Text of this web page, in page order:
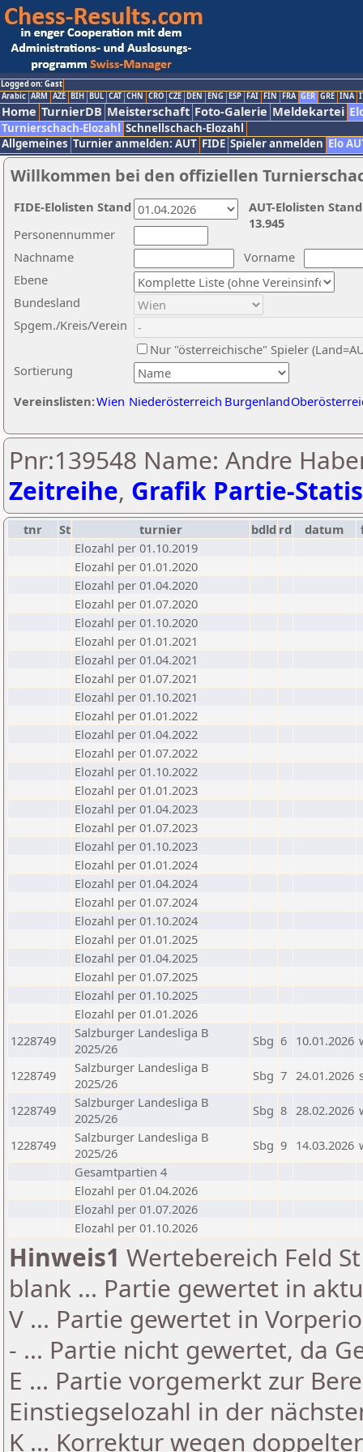
Logged on: Gast
Arabic ARM AZE BIH BUL CAT CHN CRO CZE DEN ENG ESP FAI FIN FRA GER GRE INA
Home TurnierDB Meisterschaft Foto-Galerie Meldekartei
Turnierschach-Elozahl Schnellschach-Elozahl
Allgemeines Turnier anmelden: AUT FIDE Spieler anmelden Elo
Willkommen bei den offiziellen
Nachname
Vorname
Ebene
Sortierung
Personennummer
Bundesland
Spgem./Kreis/Verein
Nur "österreichische" Spieler
Vereinslisten:Wien Niederösterreich Burgenland
AUT-Elolisten
13.945
FIDE-Elolisten Stand
Pnr:139548 Name: Andre
Zeitreihe, Grafik Partie-
tnr St turnier bdld rd datum
Elozahl per 01.10.2019
Elozahl per 01.01.2020
Elozahl per 01.04.2020
Elozahl per 01.07.2020
Elozahl per 01.10.2020
Elozahl per 01.01.2021
Elozahl per 01.04.2021
Elozahl per 01.07.2021
Elozahl per 01.10.2021
Elozahl per 01.01.2022
Elozahl per 01.04.2022
Elozahl per 01.07.2022
Elozahl per 01.10.2022
Elozahl per 01.01.2023
Elozahl per 01.04.2023
Elozahl per 01.07.2023
Elozahl per 01.10.2023
Elozahl per 01.01.2024
Elozahl per 01.04.2024
Elozahl per 01.07.2024
Elozahl per 01.10.2024
Elozahl per 01.01.2025
Elozahl per 01.04.2025
Elozahl per 01.07.2025
Elozahl per 01.10.2025
Elozahl per 01.01.2026
1228749
Salzburger Landesliga B
2025/26
Sbg 6 10.01.2026
1228749
Salzburger Landesliga B
2025/26
Sbg 7 24.01.2026
1228749
Salzburger Landesliga B
2025/26
Sbg 8 28.02.2026
1228749
Salzburger Landesliga B
2025/26
Sbg 9 14.03.2026
Gesamtpartien 4
Elozahl per 01.04.2026
Elozahl per 01.07.2026
Elozahl per 01.10.2026
Hinweis1 Wertebereich Feld
blank ... Partie gewertet in
V ... Partie gewertet in
- ... Partie nicht gewertet, da
E ... Partie vorgemerkt zur
Einstiegselozahl in der
K ... Korrektur wegen